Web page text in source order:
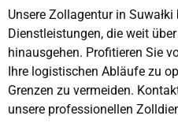
Unsere Zollagentur in
Dienstleistungen, die weit
hinausgehen. Profitieren Sie
Ihre logistischen Abläufe zu
Grenzen zu vermeiden.
unsere professionellen